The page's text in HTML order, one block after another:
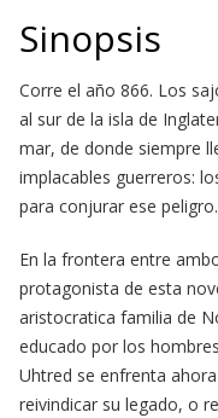
Sinopsis
Corre el año 866. Los
al sur de la isla de
mar, de donde siempre
implacables guerreros:
para conjurar ese peligro.
En la frontera entre
protagonista de esta
aristocratica familia de
educado por los
Uhtred se enfrenta
reivindicar su legado, o